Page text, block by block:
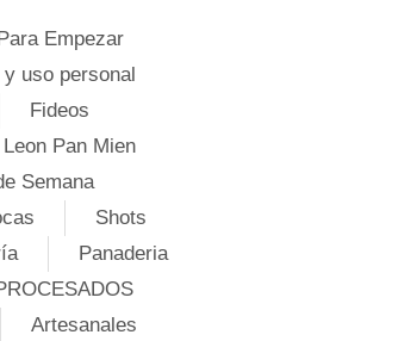
Empezar
y uso personal
Fideos
Leon Pan Mien
Semana
Shots
Panaderia
Artesanales